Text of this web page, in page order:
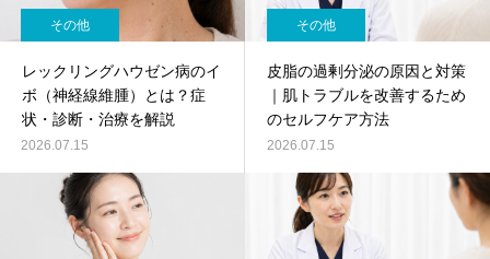
その他
レックリングハウゼン病のイ
ボ（神経線維腫）とは？症
状・診断・治療を解説
2026.07.15
その他
皮脂の過剰分泌の原因と対策
｜肌トラブルを改善するため
のセルフケア方法
2026.07.15